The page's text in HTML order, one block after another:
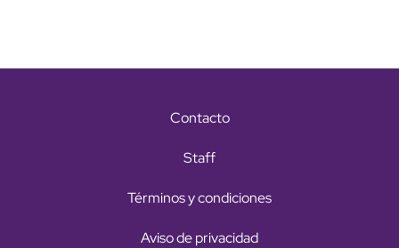
Contacto
Staff
Términos y condiciones
Aviso de privacidad